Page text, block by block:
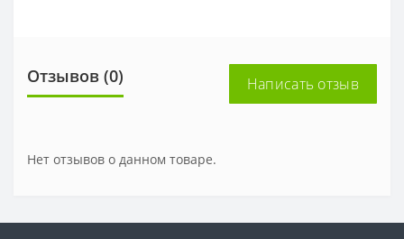
Отзывов (0) Написать отзыв
Нет отзывов о данном товаре.